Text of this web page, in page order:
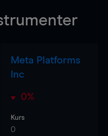
Meta Platforms
Inc
0%
Kurs
0